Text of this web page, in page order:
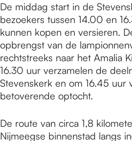
De middag start in de
bezoekers tussen 14.00 en
kunnen kopen en versieren.
opbrengst van de
rechtstreeks naar het Amalia
16.30 uur verzamelen de
Stevenskerk en om 16.45 uur
betoverende optocht.
De route van circa 1,8
Nijmeegse binnenstad langs